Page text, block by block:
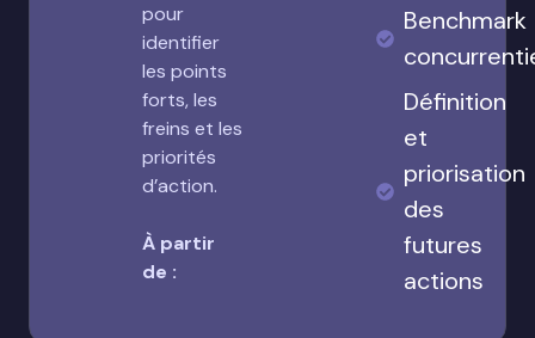
pour
identifier
les points
forts, les
freins et les
priorités
d’action.
À partir
de :
Benchmark
Définition
et
priorisation
des
futures
actions